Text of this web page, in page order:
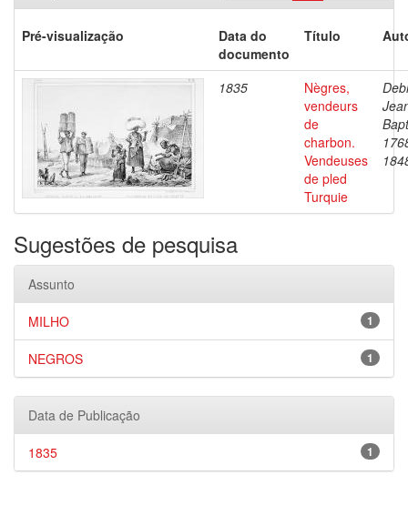
Pré-visualização
Data do
documento
Título
1835
Nègres,
vendeurs
de
charbon.
Vendeuses
de pled
Turquie
Sugestões de pesquisa
Assunto
1
MILHO
1
NEGROS
Data de Publicação
1
1835